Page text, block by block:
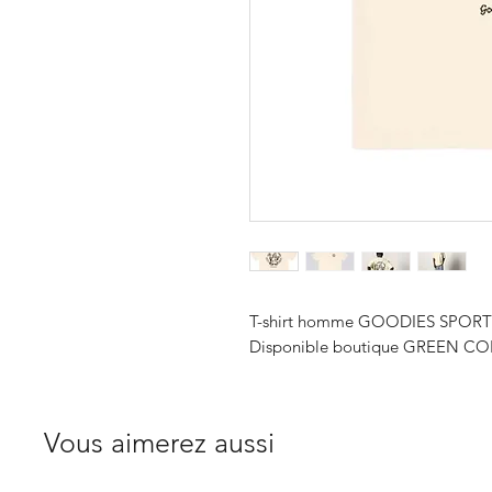
T-shirt homme GOODIES
Disponible boutique GREEN
Vous aimerez aussi